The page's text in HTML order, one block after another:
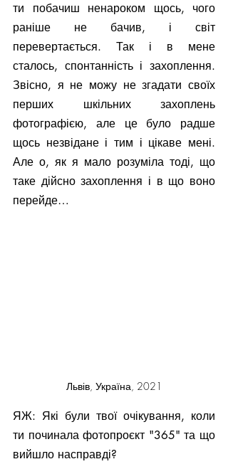
ти побачиш ненароком щось, чого
раніше не бачив, і світ
перевертається. Так і в мене
сталось, спонтанність і захоплення.
Звісно, я не можу не згадати своїх
перших шкільних захоплень
фотографією, але це було радше
щось незвідане і тим і цікаве мені.
Але о, як я мало розуміла тоді, що
таке дійсно захоплення і в що воно
перейде…
Львів, Україна, 2021
ЯЖ: Які були твої очікування, коли
ти починала фотопроєкт "365" та що
вийшло насправді?